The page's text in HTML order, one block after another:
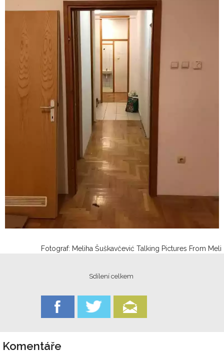
Fotograf: Meliha Šuškavčević Talking Pictures From Meli
Sdílení celkem
Komentáře